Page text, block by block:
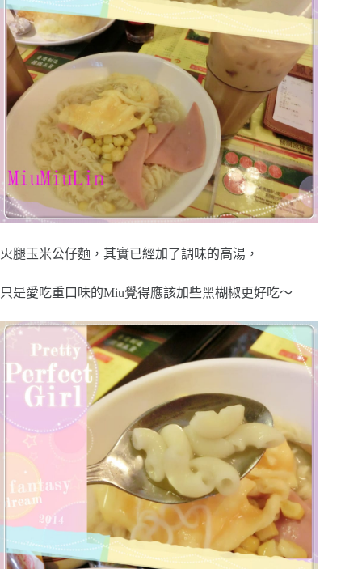
火腿玉米公仔麵，其實已經加了調味的高湯，
只是愛吃重口味的Miu覺得應該加些黑楜椒更好吃～